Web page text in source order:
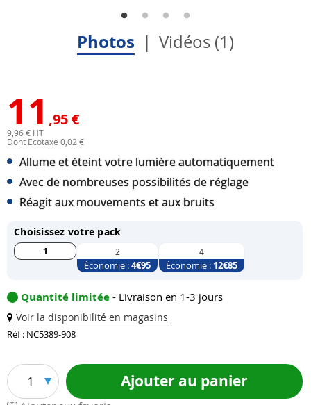
Photos Vidéos (1)
11 ,95 €
9,96 € HT
Dont Ecotaxe 0,02 €
Allume et éteint votre lumière automatiquement
Avec de nombreuses possibilités de réglage
Réagit aux mouvements et aux bruits
Choisissez votre pack
1 2
Économie :4€95
4
Économie : 12€85
Quantité limitée - Livraison en 1-3 jours
Voir la disponibilité en magasins
Réf : NC5389-908
1 Ajouter au panier